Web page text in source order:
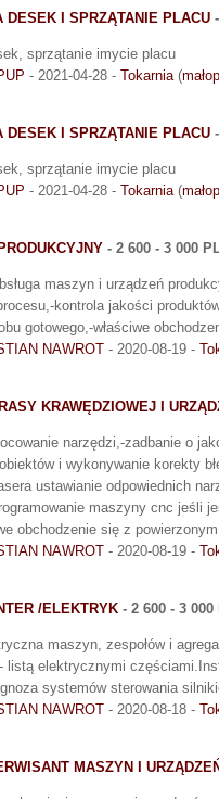
DESEK I SPRZĄTANIE PLACU
sprzątanie imycie placu
- 2021-04-28 - Tokarnia(
DESEK I SPRZĄTANIE PLACU
sprzątanie imycie placu
- 2021-04-28 - Tokarnia(
- 2 600 - 3 000
maszyn i urządzeń
kontrola jakości
gotowego,-właściwe
NAWROT - 2020-08-19 -
KRAWĘDZIOWEJ I
narzędzi,-zadbanie o
i wykonywanie korekty
ustawianie odpowiednich
maszyny cnc jeśli
obchodzenie się z
NAWROT - 2020-08-19 -
/ELEKTRYK - 2 600 - 3 000
maszyn, zespołów i
listą elektrycznymi
systemów sterowania
NAWROT - 2020-08-18 -
MASZYN I